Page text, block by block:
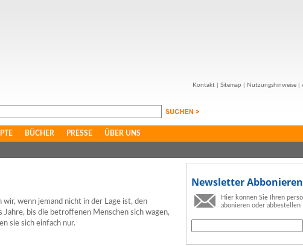
Kontakt Sitemap Nutzungshinweise
BÜCHER PRESSE ÜBER UNS
wenn jemand nicht in der Lage ist, den
bis die betroffenen Menschen sich wagen,
sie sich einfach nur.
Newsletter Abbonieren
Hier können Sie Ihren
abonieren oder abbestellen